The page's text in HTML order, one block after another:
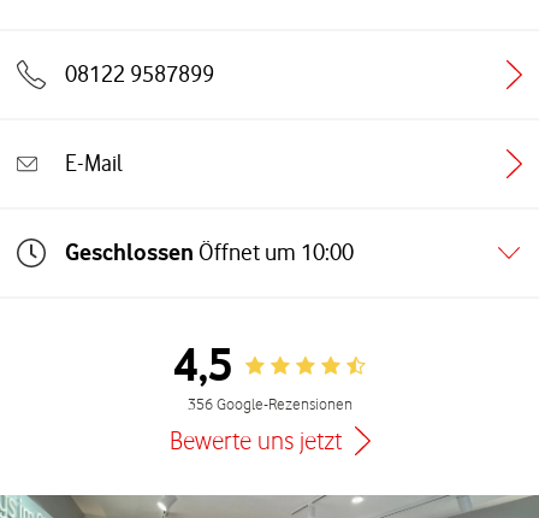
08122 9587899
E-Mail
Geschlossen Öffnet um 10:00
4,5 Rating 4.5
356 Google-Rezensionen
Bewerte uns jetzt